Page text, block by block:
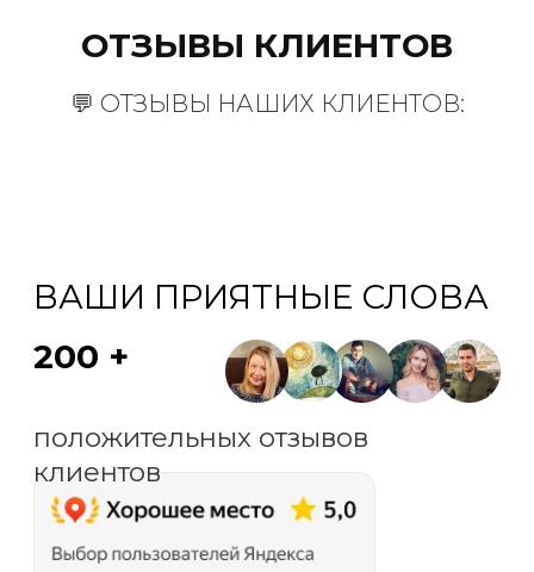
ОТЗЫВЫ КЛИЕНТОВ
💬 ОТЗЫВЫ НАШИХ КЛИЕНТОВ: